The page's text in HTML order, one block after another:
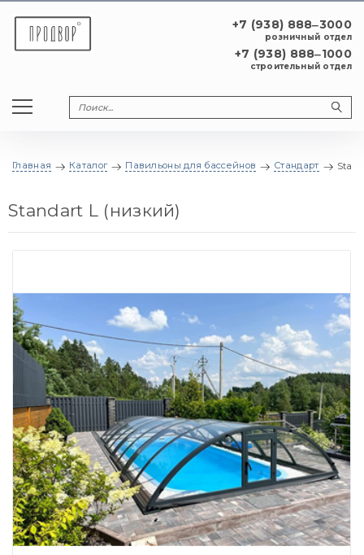
+7 (938) 888‒3000
розничный отдел
+7 (938) 888‒1000
строительный отдел
Главная Каталог Павильоны для бассейнов Стандарт
Standart L (низкий)